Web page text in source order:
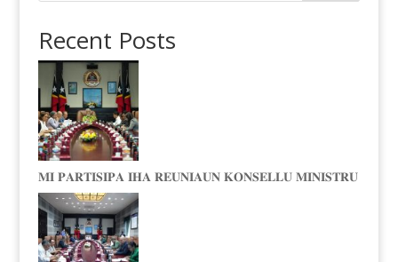
Recent Posts
𝐌𝐈 𝐏𝐀𝐑𝐓𝐈𝐒𝐈𝐏𝐀 𝐈𝐇𝐀 𝐑𝐄𝐔𝐍𝐈𝐀𝐔𝐍 𝐊𝐎𝐍𝐒𝐄𝐋𝐋𝐔 𝐌𝐈𝐍𝐈𝐒𝐓𝐑𝐔